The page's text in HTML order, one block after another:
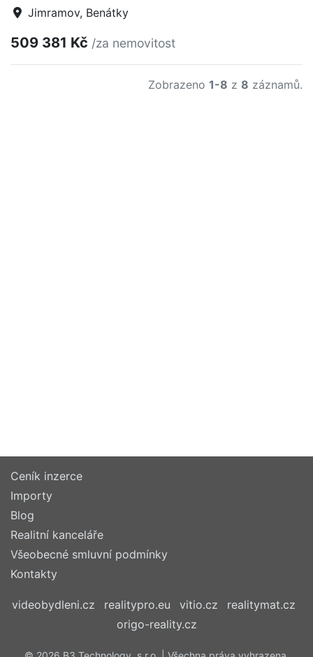
Jimramov, Benátky
509 381 Kč /za nemovitost
Zobrazeno 1-8 z 8 záznamů.
Ceník inzerce
Importy
Blog
Realitní kanceláře
Všeobecné smluvní podmínky
Kontakty
videobydleni.cz realitypro.eu vitio.cz
realitymat.cz
origo-reality.cz